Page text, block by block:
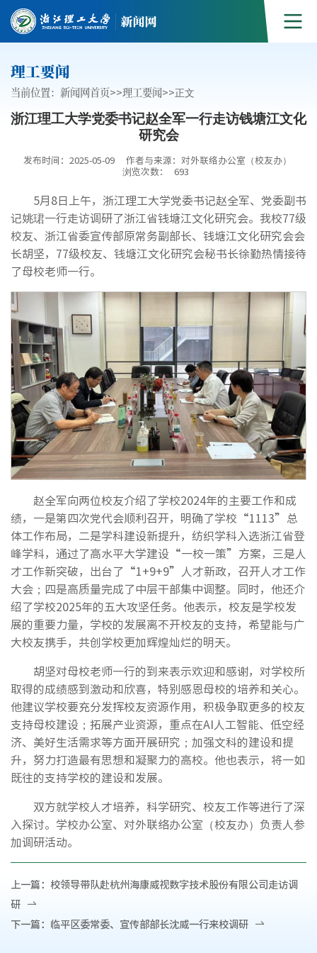
理工要闻
当前位置： 新闻网首页>>理工要闻>>正文
浙江理工大学党委书记赵全军一行走访钱塘江文化
研究会
发布时间：2025-05-09
作者与来源：对外联络办公室（校友办）
浏览次数：
693
5月8日上午，浙江理工大学党委书记赵全军、党委副书
记姚珺一行走访调研了浙江省钱塘江文化研究会。我校77级
校友、浙江省委宣传部原常务副部长、钱塘江文化研究会会
长胡坚，77级校友、钱塘江文化研究会秘书长徐勤热情接待
了母校老师一行。
赵全军向两位校友介绍了学校2024年的主要工作和成
绩，一是第四次党代会顺利召开，明确了学校“1113”总
体工作布局，二是学科建设新提升，纺织学科入选浙江省登
峰学科，通过了高水平大学建设“一校一策”方案，三是人
才工作新突破，出台了“1+9+9”人才新政，召开人才工作
大会；四是高质量完成了中层干部集中调整。同时，他还介
绍了学校2025年的五大攻坚任务。他表示，校友是学校发
展的重要力量，学校的发展离不开校友的支持，希望能与广
大校友携手，共创学校更加辉煌灿烂的明天。
胡坚对母校老师一行的到来表示欢迎和感谢，对学校所
取得的成绩感到激动和欣喜，特别感恩母校的培养和关心。
他建议学校要充分发挥校友资源作用，积极争取更多的校友
支持母校建设；拓展产业资源，重点在AI人工智能、低空经
济、美好生活需求等方面开展研究；加强文科的建设和提
升，努力打造最有思想和凝聚力的高校。他也表示，将一如
既往的支持学校的建设和发展。
双方就学校人才培养，科学研究、校友工作等进行了深
入探讨。学校办公室、对外联络办公室（校友办）负责人参
加调研活动。
上一篇： 校领导带队赴杭州海康威视数字技术股份有限公司走访调
研
下一篇： 临平区委常委、宣传部部长沈威一行来校调研